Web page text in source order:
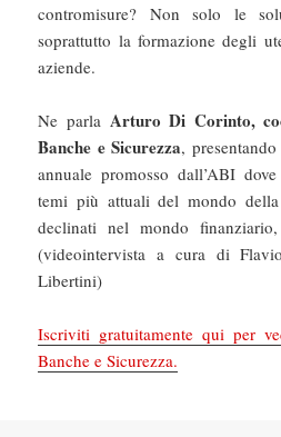
contromisure? Non solo le
soprattutto la formazione degli
aziende.
Ne parla Arturo Di Corinto,
Banche e Sicurezza,
annuale promosso dall’ABI
temi più attuali del mondo
declinati nel mondo
(videointervista a cura di
Libertini)
Iscriviti gratuitamente qui per
Banche e Sicurezza.